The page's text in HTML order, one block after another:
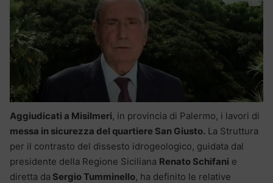
Aggiudicati a Misilmeri, in provincia di Palermo, i lavori di
messa in sicurezza del quartiere San Giusto. La Struttura
per il contrasto del dissesto idrogeologico, guidata dal
presidente della Regione Siciliana Renato Schifani e
diretta da Sergio Tumminello, ha definito le relative